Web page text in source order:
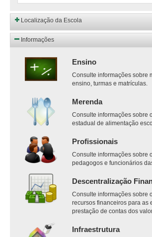
Localização da Escola
Informações
Ensino
Consulte informações sobre
ensino, turmas e matrículas.
Merenda
Consulte informações sobre
estadual de alimentação
Profissionais
Consulte informações sobre
pedagogos e funcionários
Descentralização
Consulte informações sobre
recursos financeiros para as
prestação de contas dos
Infraestrutura